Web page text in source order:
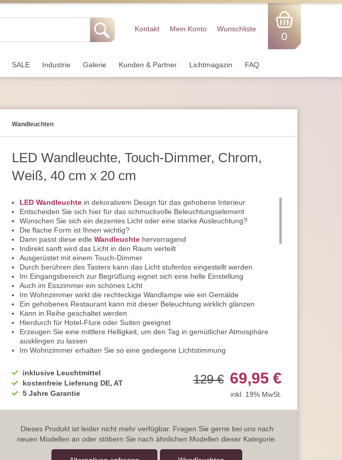
Kontakt Mein Konto Wunschliste
0
SALE Industrie Galerie Kunden & Partner Lichtmagazin FAQ
Wand­leuchten
LED Wandleuchte, Touch-Dimmer, Chrom,
Weiß, 40 cm x 20 cm
LED Wandleuchte in dekorativem Design für das gehobene Interieur
Entscheiden Sie sich hier für das schmuckvolle Beleuchtungselement
Wünschen Sie sich ein dezentes Licht oder eine starke Ausleuchtung?
Die flache Form ist Ihnen wichtig?
Dann passt diese edle Wandleuchte hervorragend
Indirekt sanft wird das Licht in den Raum verteilt
Ausgerüstet mit einem Touch-Dimmer
Durch berühren des Tasters kann das Licht stufenlos eingestellt werden
Im Eingangsbereich zur Begrüßung eignet sich eine helle Einstellung
Auch im Esszimmer ein schönes Licht
Im Wohnzimmer wirkt die rechteckige Wandlampe wie ein Gemälde
Ein gehobenes Restaurant kann mit dieser Beleuchtung wirklich glänzen
Kann in Reihe geschaltet werden
Hierdurch für Hotel-Flure oder Suiten geeignet
Erzeugen Sie eine mittlere Helligkeit, um den Tag in gemütlicher Atmosphäre
ausklingen zu lassen
Im Wohnzimmer erhalten Sie so eine gediegene Lichtstimmung
Wirkt auch sehr elegant und niveauvoll
Ganz zartes Licht, eignet sich für Entspannungsübungen
Direkt vor dem Zubettgehen oder auch beim Hören von Musik
Lassen Sie sich durch dieses bezaubernde Licht verwöhnen
Am Rand wurde ein Strahler installiert
Darüber liegt in der Mitte ein quaderförmiger Strahler
Dieser hat eine rechteckige Blende darüber
inklusive Leuchtmittel
kostenfreie Lieferung DE, AT
5 Jahre Garantie
129 € 69,95 €
inkl. 19% MwSt.
Dieses Produkt ist leider nicht mehr verfügbar. Fragen Sie gerne bei uns nach
neuen Modellen an oder stöbern Sie nach ähnlichen Modellen dieser Kategorie.